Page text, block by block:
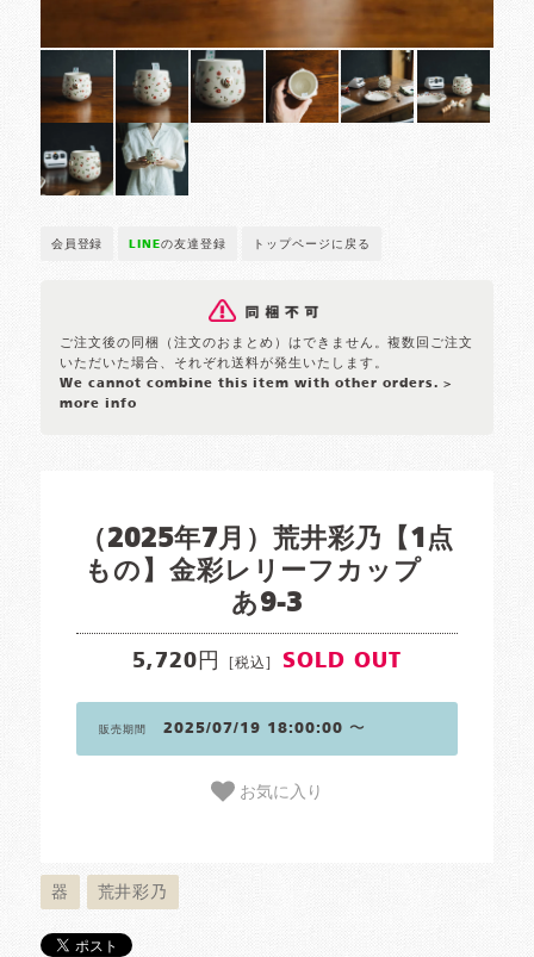
会員登録 LINEの友達登録 トップページに戻る
ご注文後の同梱（注文のおまとめ）はできません。複数回ご注文
いただいた場合、それぞれ送料が発生いたします。
We cannot combine this item with other orders. >
more info
（2025年7月）荒井彩乃【1点
もの】金彩レリーフカップ
あ9-3
5,720円 [税込] SOLD OUT
販売期間 2025/07/19 18:00:00 〜
お気に入り
器 荒井彩乃